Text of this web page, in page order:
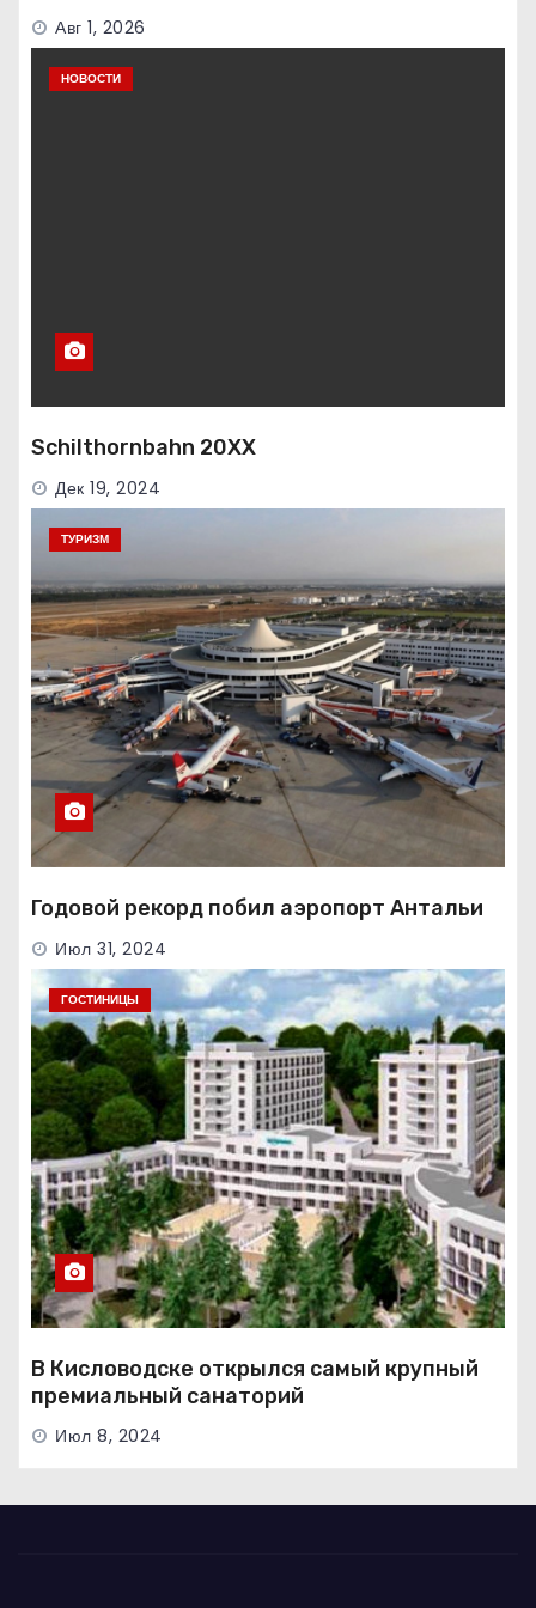
Авг 1, 2026
НОВОСТИ
Schilthornbahn 20XX
Дек 19, 2024
ТУРИЗМ
Годовой рекорд побил аэропорт Антальи
Июл 31, 2024
ГОСТИНИЦЫ
В Кисловодске открылся самый крупный
премиальный санаторий
Июл 8, 2024